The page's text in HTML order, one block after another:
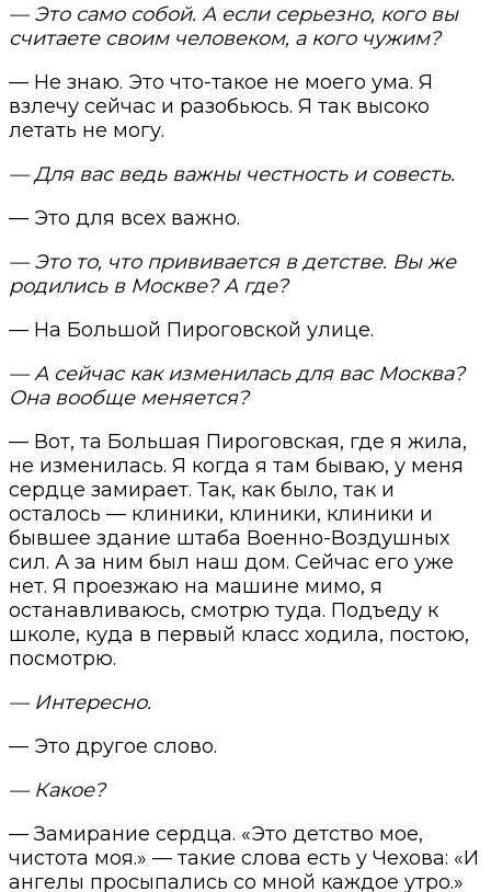
— Это само собой. А если серьезно, кого вы
считаете своим человеком, а кого чужим?
— Не знаю. Это что-такое не моего ума. Я
взлечу сейчас и разобьюсь. Я так высоко
летать не могу.
— Для вас ведь важны честность и совесть.
— Это для всех важно.
— Это то, что прививается в детстве. Вы же
родились в Москве? А где?
— На Большой Пироговской улице.
— А сейчас как изменилась для вас Москва?
Она вообще меняется?
— Вот, та Большая Пироговская, где я жила,
не изменилась. Я когда я там бываю, у меня
сердце замирает. Так, как было, так и
осталось — клиники, клиники, клиники и
бывшее здание штаба Военно-Воздушных
сил. А за ним был наш дом. Сейчас его уже
нет. Я проезжаю на машине мимо, я
останавливаюсь, смотрю туда. Подъеду к
школе, куда в первый класс ходила, постою,
посмотрю.
— Интересно.
— Это другое слово.
— Какое?
— Замирание сердца. «Это детство мое,
чистота моя.» — такие слова есть у Чехова: «И
ангелы просыпались со мной каждое утро.»